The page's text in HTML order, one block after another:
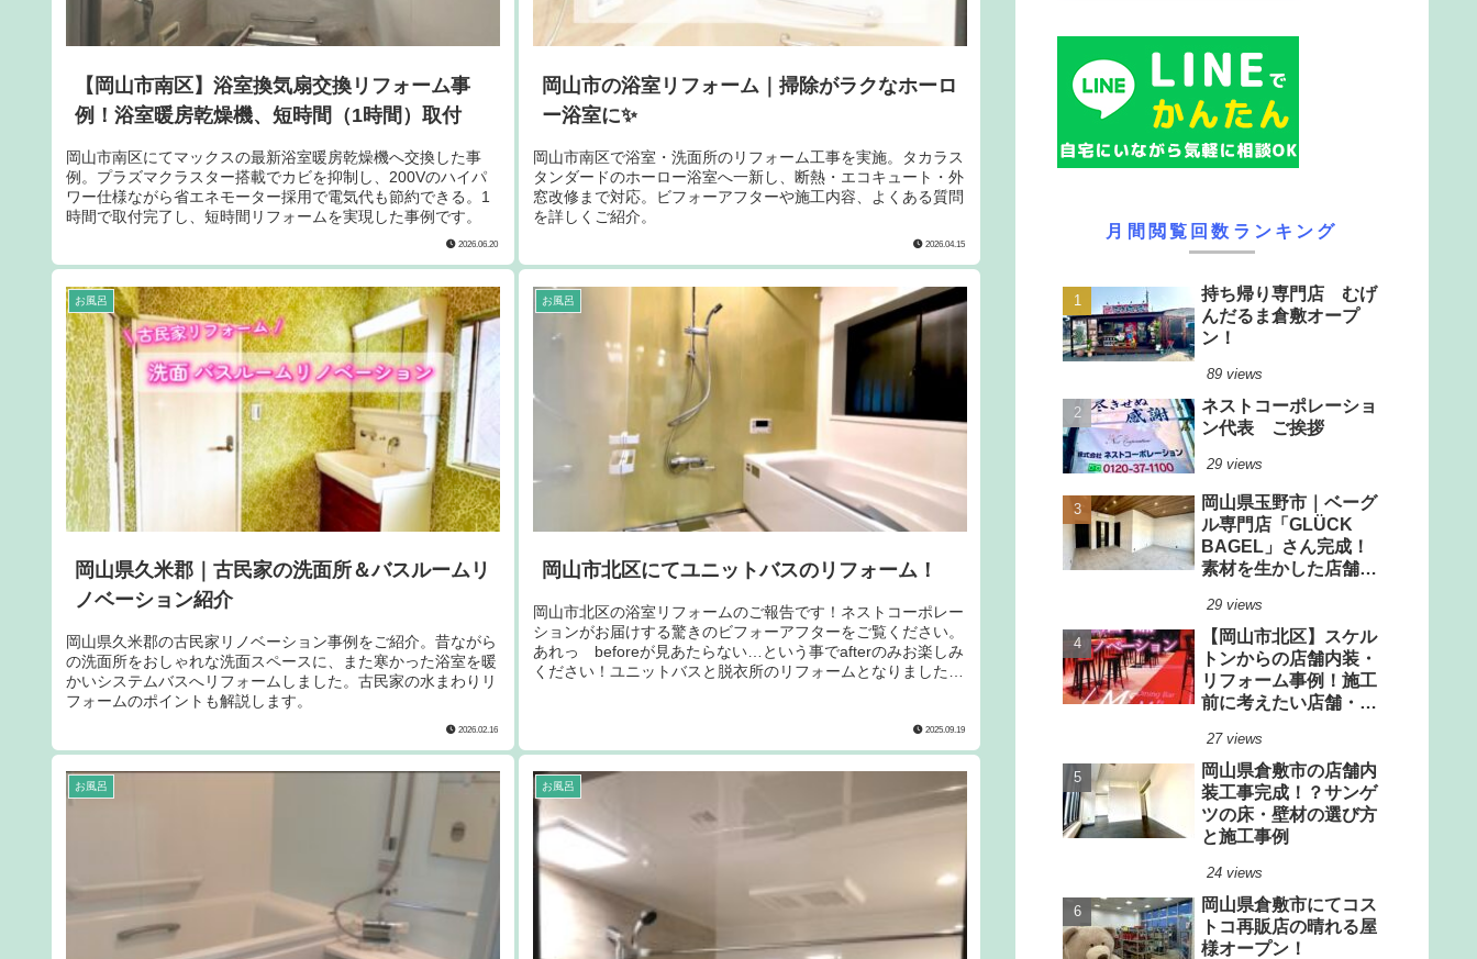
【岡山市南区】浴室換気扇交換リフォーム事
例！浴室暖房乾燥機、短時間（1時間）取付
岡山市南区にてマックスの最新浴室暖房乾燥機へ交換した事
例。プラズマクラスター搭載でカビを抑制し、200Vのハイパ
ワー仕様ながら省エネモーター採用で電気代も節約できる。1
時間で取付完了し、短時間リフォームを実現した事例です。
2026.06.20
岡山市の浴室リフォーム｜掃除がラクなホーロ
ー浴室に✨
岡山市南区で浴室・洗面所のリフォーム工事を実施。タカラス
タンダードのホーロー浴室へ一新し、断熱・エコキュート・外
窓改修まで対応。ビフォーアフターや施工内容、よくある質問
を詳しくご紹介。
2026.04.15
お風呂
岡山県久米郡｜古民家の洗面所＆バスルームリ
ノベーション紹介
岡山県久米郡の古民家リノベーション事例をご紹介。昔ながら
の洗面所をおしゃれな洗面スペースに、また寒かった浴室を暖
かいシステムバスへリフォームしました。古民家の水まわりリ
フォームのポイントも解説します。
2026.02.16
お風呂
岡山市北区にてユニットバスのリフォーム！
岡山市北区の浴室リフォームのご報告です！ネストコーポレー
ションがお届けする驚きのビフォーアフターをご覧ください。
あれっ beforeが見あたらない…という事でafterのみお楽しみ
ください！ユニットバスと脱衣所のリフォームとなりました。
2025.09.19
お風呂 お風呂
月間閲覧回数ランキング
持ち帰り専門店 むげ
んだるま倉敷オープ
ン！
89 views
ネストコーポレーショ
ン代表 ご挨拶
29 views
岡山県玉野市｜ベーグ
ル専門店「GLÜCK
BAGEL」さん完成！
素材を生かした店舗改
29 views
【岡山市北区】スケル
トンからの店舗内装・
リフォーム事例！施工
前に考えたい店舗・厨
27 views
岡山県倉敷市の店舗内
装工事完成！？サンゲ
ツの床・壁材の選び方
と施工事例
24 views
岡山県倉敷市にてコス
トコ再販店の晴れる屋
様オープン！